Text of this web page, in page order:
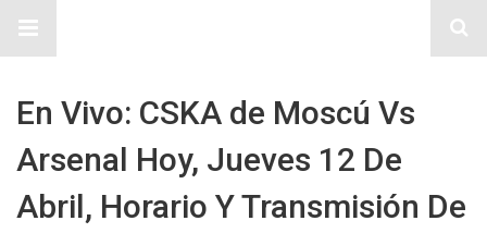
En Vivo: CSKA de Moscú Vs
Arsenal Hoy, Jueves 12 De
Abril, Horario Y Transmisión De